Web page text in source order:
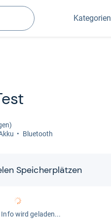
Suchen
Kategorien
Blue­tooth
Spei­cher­plät­zen
Info wird geladen...